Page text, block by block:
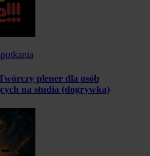
plener dla osób
na studia (dogrywka)